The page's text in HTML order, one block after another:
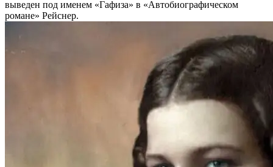
выведен под именем «Гафиза» в «Автобиографическом
романе» Рейснер.